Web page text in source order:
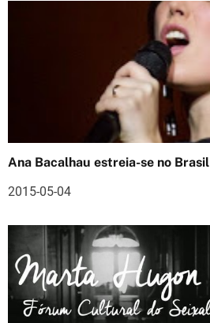
o
d
e
a
t
Ana Bacalhau estreia-se no Brasil
2015-05-04